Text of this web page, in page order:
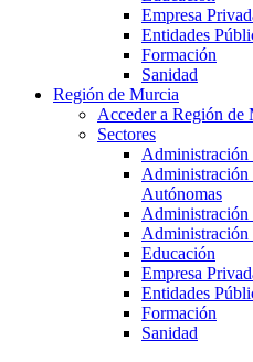
Empresa
Entidades
Formación
Sanidad
Región de Murcia
Acceder a Región de
Sectores
Administración
Administración
Autónomas
Administración
Administración
Educación
Empresa
Entidades
Formación
Sanidad